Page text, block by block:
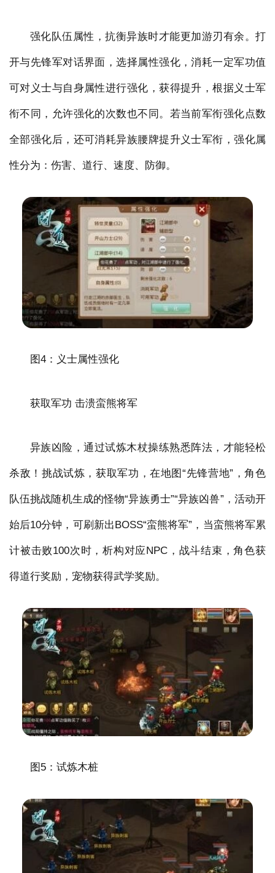
强化队伍属性，抗衡异族时才能更加游刃有余。打
开与先锋军对话界面，选择属性强化，消耗一定军功值
可对义士与自身属性进行强化，获得提升，根据义士军
衔不同，允许强化的次数也不同。若当前军衔强化点数
全部强化后，还可消耗异族腰牌提升义士军衔，强化属
性分为：伤害、道行、速度、防御。
图4：义士属性强化
获取军功 击溃蛮熊将军
异族凶险，通过试炼木杖操练熟悉阵法，才能轻松
杀敌！挑战试炼，获取军功，在地图“先锋营地”，角色
队伍挑战随机生成的怪物“异族勇士”“异族凶兽”，活动开
始后10分钟，可刷新出BOSS“蛮熊将军”，当蛮熊将军累
计被击败100次时，析构对应NPC，战斗结束，角色获
得道行奖励，宠物获得武学奖励。
图5：试炼木桩